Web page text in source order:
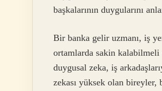
başkalarının duygularını
Bir banka gelir uzmanı, iş
ortamlarda sakin
duygusal zeka, iş
zekası yüksek olan bireyler,